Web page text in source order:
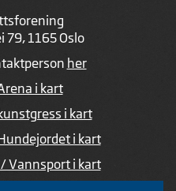
79, 1165 Oslo
her
i kart
i kart
i kart
Vannsport i kart